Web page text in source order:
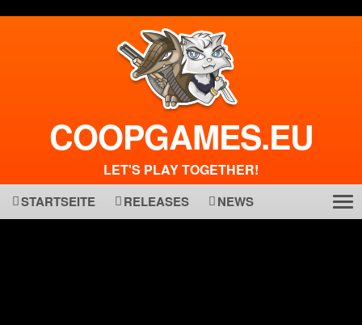
COOPGAMES.EU
LET'S PLAY TOGETHER!
STARTSEITE RELEASES NEWS